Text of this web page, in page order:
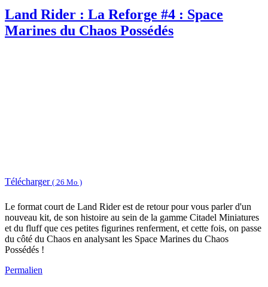
Land Rider : La Reforge #4 : Space
Marines du Chaos Possédés
Télécharger ( 26 Mo )
Le format court de Land Rider est de retour pour vous parler d'un
nouveau kit, de son histoire au sein de la gamme Citadel Miniatures
et du fluff que ces petites figurines renferment, et cette fois, on passe
du côté du Chaos en analysant les Space Marines du Chaos
Possédés !
Permalien